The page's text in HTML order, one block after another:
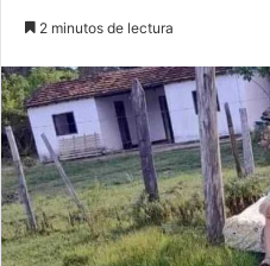
2 minutos de lectura